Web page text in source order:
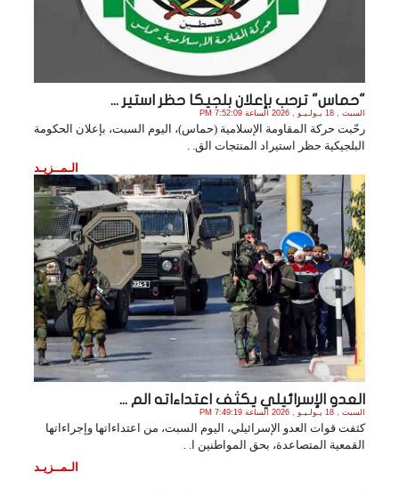
"حماس" ترحب بإعلان بلجيكا حظر استير ...
السبت , 18 يـولـيـو , 2026 الساعة 7:52:09 PM
رحّبت حركة المقاومة الإسلامية (حماس)، اليوم السبت، بإعلان الحكومة
البلجيكية حظر استيراد المنتجات الق. .
الـمــزيـد
العدو الإسرائيلي يكثف اعتداءاته الم ...
السبت , 18 يـولـيـو , 2026 الساعة 7:49:19 PM
كثفت قوات العدو الإسرائيلي، اليوم السبت، من اعتداءاتها وإجراءاتها
القمعية المتصاعدة، بحق المواطنين ا. .
الـمــزيـد